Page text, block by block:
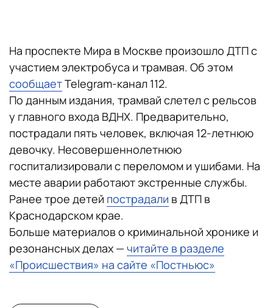
На проспекте Мира в Москве произошло ДТП с
участием электробуса и трамвая. Об этом
сообщаетTelegram-канал 112.
По данным издания, трамвай слетел с рельсов
у главного входа ВДНХ. Предварительно,
пострадали пять человек, включая 12-летнюю
девочку. Несовершеннолетнюю
госпитализировали с переломом и ушибами. На
месте аварии работают экстренные службы.
Ранее трое детей пострадали в ДТП в
Краснодарском крае.
Больше материалов о криминальной хронике и
резонансных делах — читайте в разделе
«Происшествия» на сайте «Постньюс»